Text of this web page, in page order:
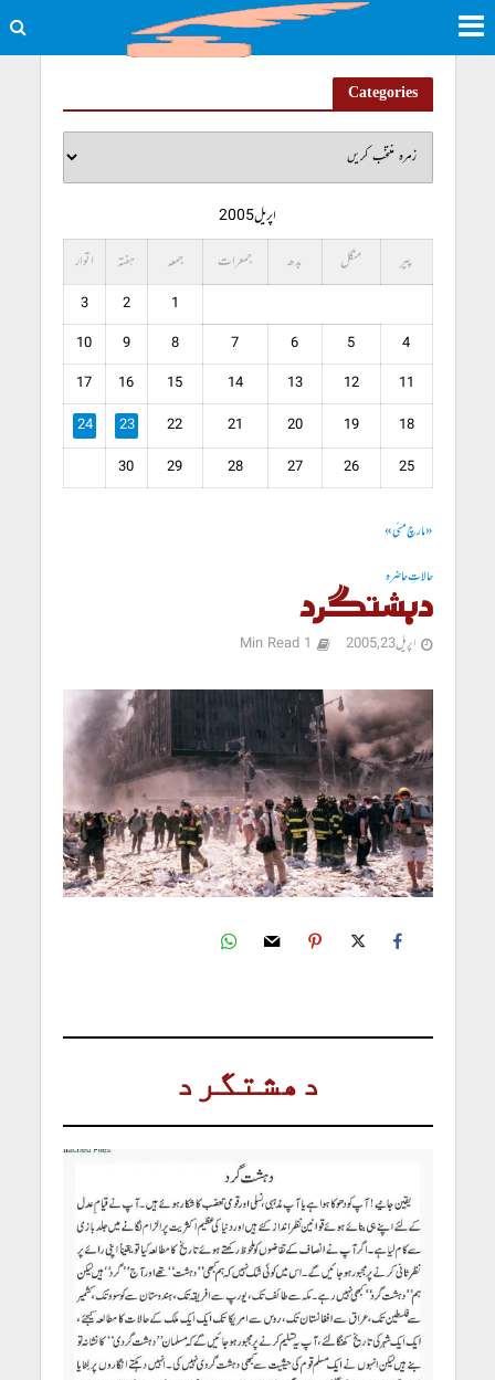
Categories
اپریل 2005
پیر
منگل بدھ جمعرات جمعہ ہفتہ اتوار
1
2
3
4
5
6
7
8
9
10
11
12
13
14
15
16
17
18
19
20
21
22
23
24
25
26
27
28
29
30
« مارچمئی »
حالاتِ حاضرہ
دہشتگرد
اپریل 23, 2005 1 Min Read
دھشتگرد